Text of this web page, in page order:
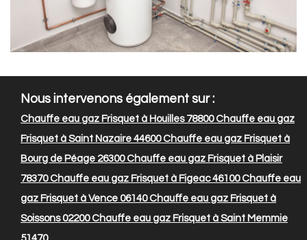
Nous intervenons également sur :
Chauffe eau gaz Frisquet à Houilles 78800Chauffe eau gaz
Frisquet à Saint Nazaire 44600Chauffe eau gaz Frisquet à
Bourg de Péage 26300Chauffe eau gaz Frisquet à Plaisir
78370Chauffe eau gaz Frisquet à Figeac 46100Chauffe eau
gaz Frisquet à Vence 06140Chauffe eau gaz Frisquet à
Soissons 02200Chauffe eau gaz Frisquet à Saint Memmie